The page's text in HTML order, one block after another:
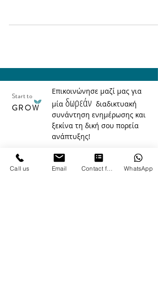
Start to
GROW
Επικοινώνησε μαζί μας για
μία δωρεάν διαδικτυακή
συνάντηση ενημέρωσης και
ξεκίνα τη δική σου πορεία
ανάπτυξης!
Φόρμα Επικοινωνίας
Call us Email Contact form WhatsApp